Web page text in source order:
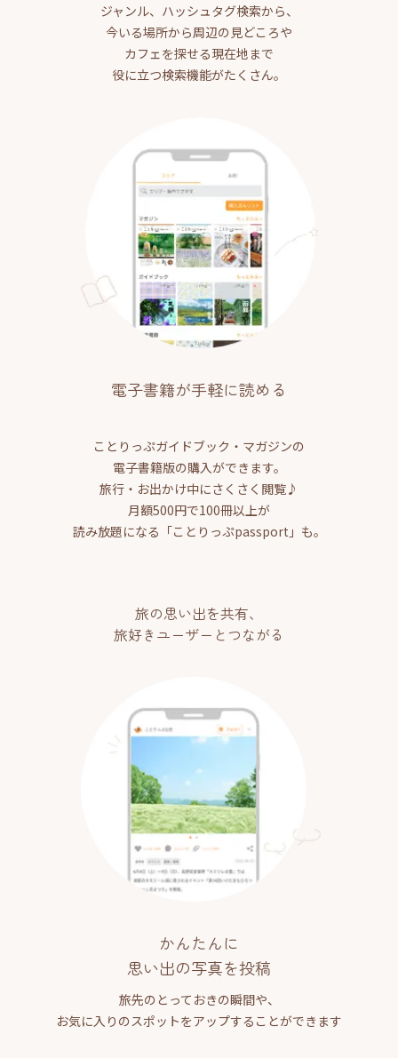
ジャンル、ハッシュタグ検索から、
今いる場所から周辺の見どころや
カフェを探せる現在地まで
役に立つ検索機能がたくさん。
電子書籍が手軽に読める
ことりっぷガイドブック・マガジンの
電子書籍版の購入ができます。
旅行・お出かけ中にさくさく閲覧♪
月額500円で100冊以上が
読み放題になる「ことりっぷpassport」も。
旅の思い出を共有、
旅好きユーザーとつながる
かんたんに
思い出の写真を投稿
旅先のとっておきの瞬間や、
お気に入りのスポットをアップすることができます